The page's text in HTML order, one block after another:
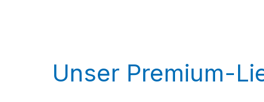
Unser Premium-